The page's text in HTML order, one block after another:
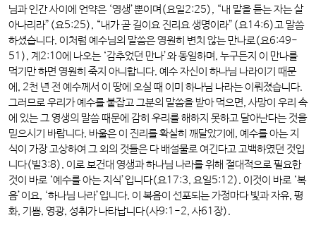
님과 인간 사이에 언약은 ‘영생’뿐이며(요일2:25), “내 말을 듣는 자는 살
아나리라”(요5:25), “내가 곧 길이요 진리요 생명이라”(요14:6)고 말씀
하셨습니다. 이처럼 예수님의 말씀은 영원히 변치 않는 만나로(요6:49-
51), 계2:10에 나오는 ‘감추었던 만나’와 동일하며, 누구든지 이 만나를
먹기만 하면 영원히 죽지 아니합니다. 예수 자신이 하나님 나라이기 때문
에, 2천 년 전 예수께서 이 땅에 오실 때 이미 하나님 나라는 이뤄졌습니다.
그러므로 우리가 예수를 붙잡고 그분의 말씀을 받아 먹으면, 사망이 우리 속
에 있는 그 영생의 말씀 때문에 감히 우리를 해하지 못하고 달아난다는 것을
믿으시기 바랍니다. 바울은 이 진리를 확실히 깨달았기에, 예수를 아는 지
식이 가장 고상하여 그 외의 것들은 다 배설물로 여긴다고 고백하였던 것입
니다(빌3:8). 이로 보건대 영생과 하나님 나라를 위해 절대적으로 필요한
것이 바로 ‘예수를 아는 지식’입니다(요17:3, 요일5:12). 이것이 바로 ‘복
음’이요, ‘하나님 나라’입니다. 이 복음이 선포되는 가정마다 빛과 자유, 평
화, 기쁨, 영광, 성취가 나타납니다(사9:1-2, 사61장).